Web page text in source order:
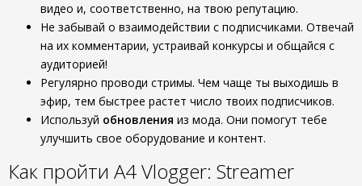
видео и, соответственно, на твою репутацию.
Не забывай о взаимодействии с подписчиками. Отвечай
на их комментарии, устраивай конкурсы и общайся с
аудиторией!
Регулярно проводи стримы. Чем чаще ты выходишь в
эфир, тем быстрее растет число твоих подписчиков.
Используй обновления из мода. Они помогут тебе
улучшить свое оборудование и контент.
Как пройти A4 Vlogger: Streamer